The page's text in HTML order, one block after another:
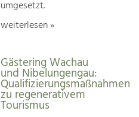
umgesetzt.
weiterlesen »
Gästering Wachau
und Nibelungengau:
Qualifizierungsmaßnahmen
zu regenerativem
Tourismus